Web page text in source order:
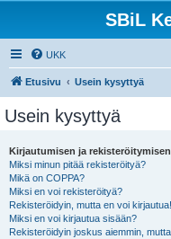
SBiL
UKK
Etusivu Usein kysyttyä
Usein kysyttyä
Kirjautumisen ja
Miksi minun pitää rekisteröityä?
Mikä on COPPA?
Miksi en voi rekisteröityä?
Rekisteröidyin, mutta en voi kirjautua!
Miksi en voi kirjautua sisään?
Rekisteröidyin joskus aiemmin,